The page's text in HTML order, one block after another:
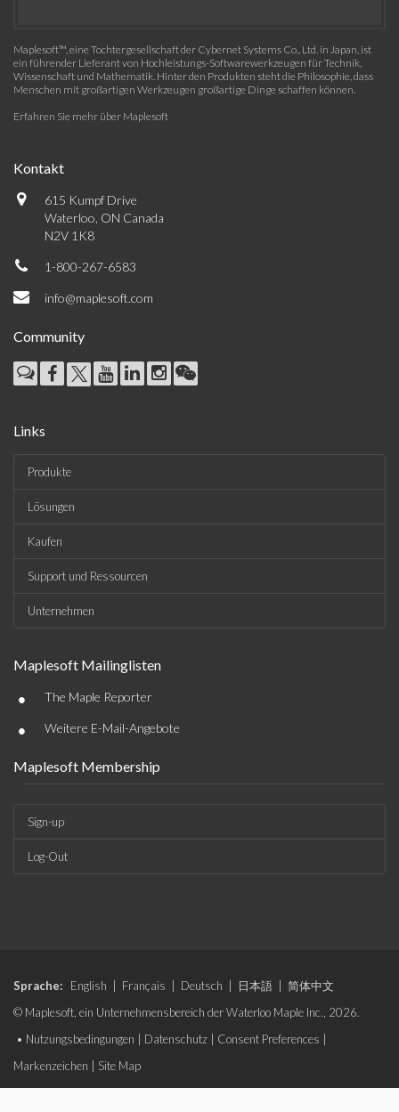
Maplesoft™, eine Tochtergesellschaft der Cybernet Systems Co., Ltd. in Japan, ist
ein führender Lieferant von Hochleistungs-Softwarewerkzeugen für Technik,
Wissenschaft und Mathematik. Hinter den Produkten steht die Philosophie, dass
Menschen mit großartigen Werkzeugen großartige Dinge schaffen können.
Erfahren Sie mehr über Maplesoft
Kontakt
615 Kumpf Drive
Waterloo, ON Canada
N2V 1K8
1-800-267-6583
info@maplesoft.com
Community
Links
Produkte
Lösungen
Kaufen
Support und Ressourcen
Unternehmen
Maplesoft Mailinglisten
• The Maple Reporter
• Weitere E-Mail-Angebote
Maplesoft Membership
Sign-up
Log-Out
Sprache: English Français Deutsch 日本語
简体中文
© Maplesoft, ein Unternehmensbereich der Waterloo Maple Inc., 2026.
• Nutzungsbedingungen Datenschutz Consent Preferences
Markenzeichen
Site Map